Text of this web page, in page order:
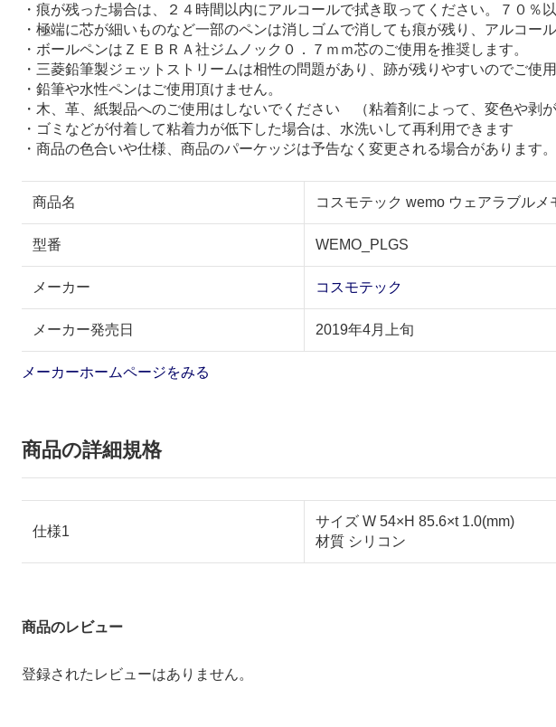
・痕が残った場合は、２４時間以内にアルコールで拭き取ってください。７０
・極端に芯が細いものなど一部のペンは消しゴムで消しても痕が残り、アルコ
・ボールペンはＺＥＢＲＡ社ジムノック０．７ｍｍ芯のご使用を推奨します。
・三菱鉛筆製ジェットストリームは相性の問題があり、跡が残りやすいのでご使
・鉛筆や水性ペンはご使用頂けません。
・木、革、紙製品へのご使用はしないでください （粘着剤によって、変色や剥
・ゴミなどが付着して粘着力が低下した場合は、水洗いして再利用できます
・商品の色合いや仕様、商品のパーケッジは予告なく変更される場合があります。
商品名 コスモテック wemo ウェアラブル
型番 WEMO_PLGS
メーカー コスモテック
メーカー発売日 2019年4月上旬
メーカーホームページをみる
商品の詳細規格
仕様1
サイズ W 54×H 85.6×t 1.0(mm)
材質 シリコン
商品のレビュー
登録されたレビューはありません。